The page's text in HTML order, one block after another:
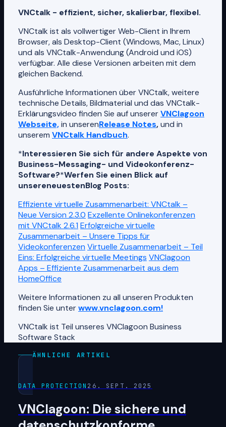
VNCtalk - effizient, sicher, skalierbar, flexibel.
VNCtalk ist als vollwertiger Web-Client in Ihrem
Browser, als Desktop-Client (Windows, Mac, Linux)
und als VNCtalk-Anwendung (Android und iOS)
verfügbar. Alle diese Versionen arbeiten mit dem
gleichen Backend.
Ausführliche Informationen über VNCtalk, weitere
technische Details, Bildmaterial und das VNCtalk-
Erklärungsvideo finden Sie auf unsererVNClagoon
Webseite,in unserenRelease Notes,und in
unserem VNCtalk Handbuch.
*Interessieren Sie sich für andere Aspekte von
Business-Messaging- und Videokonferenz-
Software?*Werfen Sie einen Blick auf
unsereneuestenBlog Posts:
Effiziente virtuelle Zusammenarbeit: VNCtalk –
Neue Version 2.3.0 Exzellente Onlinekonferenzen
mit VNCtalk 2.6.1 Erfolgreiche virtuelle
Zusammenarbeit – Unsere Tipps für
Videokonferenzen Virtuelle Zusammenarbeit – Teil
Eins: Erfolgreiche virtuelle Meetings VNClagoon
Apps – Effiziente Zusammenarbeit aus dem
HomeOffice
Weitere Informationen zu all unseren Produkten
finden Sie unterwww.vnclagoon.com!
VNCtalk ist Teil unseres VNClagoon Business
Software Stack
ÄHNLICHE ARTIKEL
DATA PROTECTION 26. SEPT. 2025
VNClagoon: Die sichere und